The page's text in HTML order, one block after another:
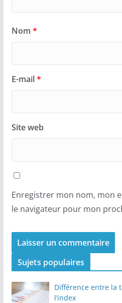
Nom *
E-mail*
Site web
Enregistrer mon nom, mon
le navigateur pour mon
Sujets populaires
Différence entre la
l’index